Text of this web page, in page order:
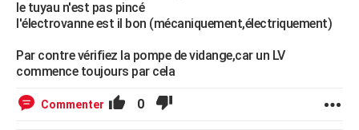
Bricolage
Lifestyle
Culture
Sport
Auto
Television
Voyage
Cinema
le tuyau n'est pas pincé
l'électrovanne est il bon (mécaniquement,électriquement)
Par contre vérifiez la pompe de vidange,car un LV
commence toujours par cela
Commenter 0